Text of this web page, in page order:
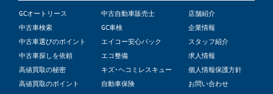
GCオートリース
中古車検索
中古車選びのポイント
中古車探しを依頼
高値買取の秘密
高値買取のポイント
中古自動車販売士
GC車検
エイコー安心パック
エコ整備
キズ･ヘコミレスキュー
自動車保険
店舗紹介
企業情報
スタッフ紹介
求人情報
個人情報保護方針
お問い合わせ